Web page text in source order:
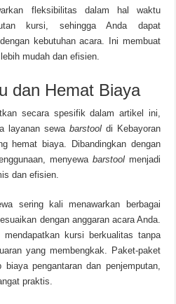
fleksibilitas dalam hal waktu
kursi, sehingga Anda dapat
kebutuhan acara. Ini membuat
mudah dan efisien.
dan Hemat Biaya
secara spesifik dalam artikel ini,
layanan sewa barstooldi Kebayoran
hemat biaya. Dibandingkan dengan
menyewa barstoolmenjadi
dan efisien.
sering kali menawarkan berbagai
dengan anggaran acara Anda.
kursi berkualitas tanpa
yang membengkak. Paket-paket
pengantaran dan penjemputan,
praktis.